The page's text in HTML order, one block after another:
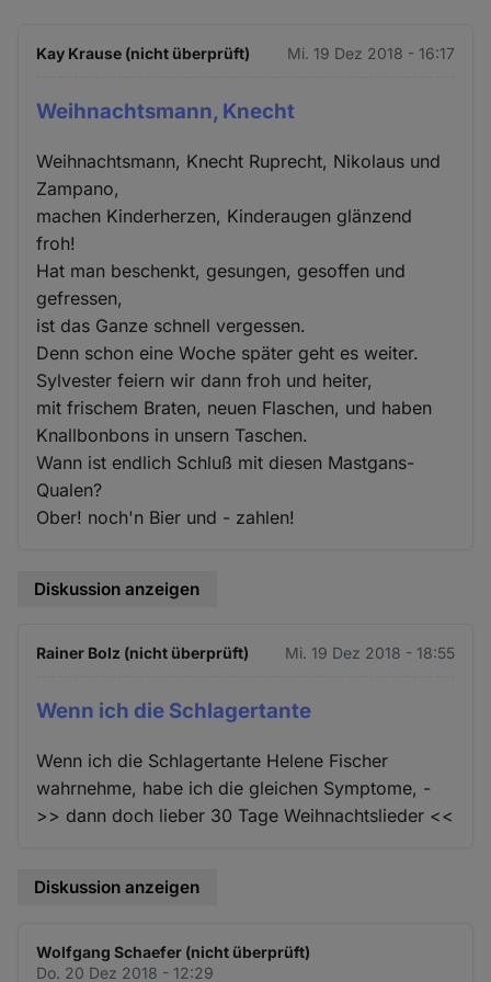
Kay Krause (nicht überprüft) Mi. 19 Dez 2018 - 16:17
Weihnachtsmann, Knecht
Weihnachtsmann, Knecht Ruprecht, Nikolaus und
Zampano,
machen Kinderherzen, Kinderaugen glänzend
froh!
Hat man beschenkt, gesungen, gesoffen und
gefressen,
ist das Ganze schnell vergessen.
Denn schon eine Woche später geht es weiter.
Sylvester feiern wir dann froh und heiter,
mit frischem Braten, neuen Flaschen, und haben
Knallbonbons in unsern Taschen.
Wann ist endlich Schluß mit diesen Mastgans-
Qualen?
Ober! noch'n Bier und - zahlen!
Diskussion anzeigen
Rainer Bolz (nicht überprüft) Mi. 19 Dez 2018 - 18:55
Wenn ich die Schlagertante
Wenn ich die Schlagertante Helene Fischer
wahrnehme, habe ich die gleichen Symptome, -
>> dann doch lieber 30 Tage Weihnachtslieder <<
Diskussion anzeigen
Wolfgang Schaefer (nicht überprüft)
Do. 20 Dez 2018 - 12:29